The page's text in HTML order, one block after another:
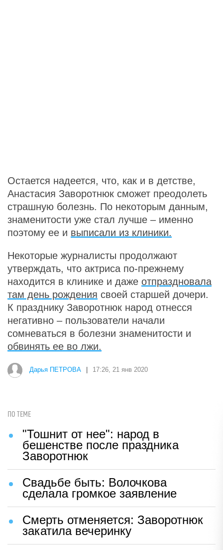
Остается надеется, что, как и в детстве,
Анастасия Заворотнюк сможет преодолеть
страшную болезнь. По некоторым данным,
знаменитости уже стал лучше – именно
поэтому ее и выписали из клиники.
Некоторые журналисты продолжают
утверждать, что актриса по-прежнему
находится в клинике и даже отпраздновала
там день рождения своей старшей дочери.
К празднику Заворотнюк народ отнесся
негативно – пользователи начали
сомневаться в болезни знаменитости и
обвинять ее во лжи.
Дарья ПЕТРОВА 17:26, 21 янв 2020
ПО ТЕМЕ
"Тошнит от нее": народ в
бешенстве после праздника
Заворотнюк
Свадьбе быть: Волочкова
сделала громкое заявление
Смерть отменяется: Заворотнюк
закатила вечеринку